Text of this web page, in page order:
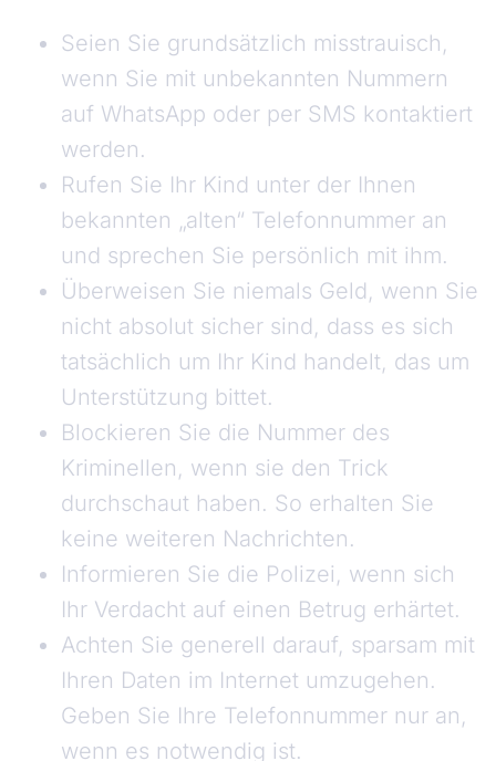
Seien Sie grundsätzlich misstrauisch,
wenn Sie mit unbekannten Nummern
auf WhatsApp oder per SMS kontaktiert
werden.
Rufen Sie Ihr Kind unter der Ihnen
bekannten „alten“ Telefonnummer an
und sprechen Sie persönlich mit ihm.
Überweisen Sie niemals Geld, wenn Sie
nicht absolut sicher sind, dass es sich
tatsächlich um Ihr Kind handelt, das um
Unterstützung bittet.
Blockieren Sie die Nummer des
Kriminellen, wenn sie den Trick
durchschaut haben. So erhalten Sie
keine weiteren Nachrichten.
Informieren Sie die Polizei, wenn sich
Ihr Verdacht auf einen Betrug erhärtet.
Achten Sie generell darauf, sparsam mit
Ihren Daten im Internet umzugehen.
Geben Sie Ihre Telefonnummer nur an,
wenn es notwendig ist.